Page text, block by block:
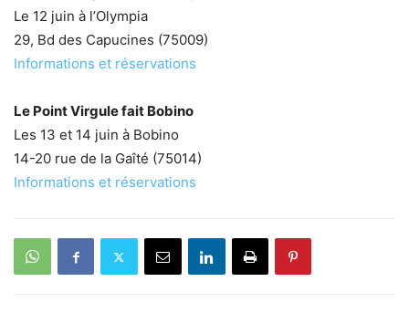
Le 12 juin à l’Olympia
29, Bd des Capucines (75009)
Informations et réservations
Le Point Virgule fait Bobino
Les 13 et 14 juin à Bobino
14-20 rue de la Gaîté (75014)
Informations et réservations